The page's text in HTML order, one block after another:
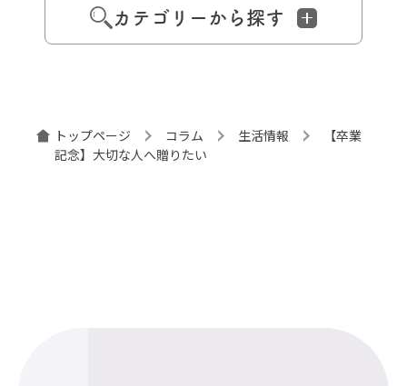
カテゴリーから探す
トップページ コラム 生活情報
【卒業
記念】大切な人へ贈りたい